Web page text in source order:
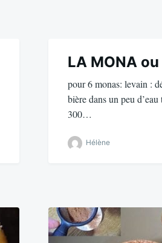
LA MONA
pour 6 monas: levain :
bière dans un peu
300…
Hélène